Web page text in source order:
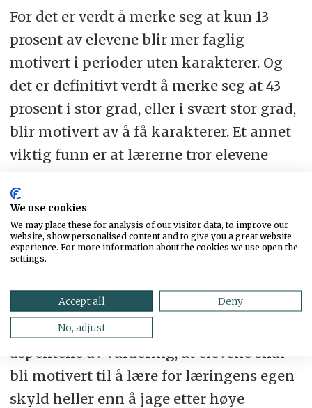
For det er verdt å merke seg at kun 13
prosent av elevene blir mer faglig
motivert i perioder uten karakterer. Og
det er definitivt verdt å merke seg at 43
prosent i stor grad, eller i svært stor grad,
blir motivert av å få karakterer. Et annet
viktig funn er at lærerne tror elevene
deres er mer positive til karakterdempet
vurderingspraksis enn de faktisk er.
Både i Norge og internasjonalt har det
vært en økende trend med en
Motivasjonen er som regel ønsket om å
vektlegge de læringsfremmende
aspektene av vurdering, at elevene skal
bli motivert til å lære for læringens egen
skyld heller enn å jage etter høye
We use cookies
We may place these for analysis of our visitor data, to improve our
website, show personalised content and to give you a great website
experience. For more information about the cookies we use open the
settings.
Accept all Deny
No, adjust